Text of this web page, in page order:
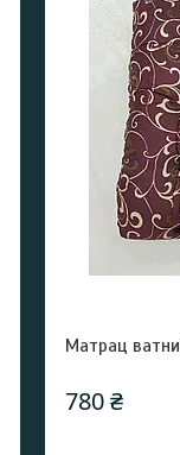
Матрац
780 ₴